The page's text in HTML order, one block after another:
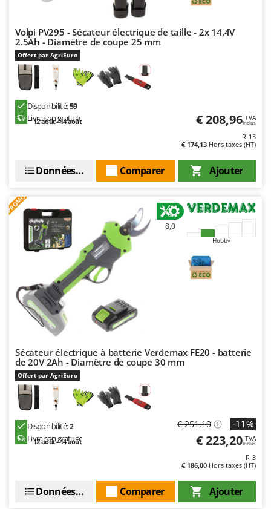
Sunseeker
Tecla
Tellarini Pompe
Tineco
Tornado
Tre Spade
Trev - Abrek - TecnoVIR
Troy-Bilt
U
Udor
Unger
V
Verdemax
Vesco
Volpi
W
Waldner
Wiper EcoRobot
Volpi PV295 - Sécateur électrique de taille - 2x 14.4V
2.5Ah - Diamètre de coupe 25 mm
Offert par AgriEuro
Disponibilité:59
Livraison gratuite
12 août - 14 août € 208,96 TVA
Inclus
R-13
€ 174,13 Hors taxes (HT)
Ajouter
Comparer
Données techniques
PROMO
8,0
Hobby
Sécateur électrique à batterie Verdemax FE20 - batterie
de 20V 2Ah - Diamètre de coupe 30 mm
Offert par AgriEuro
Disponibilité:2
Livraison gratuite
12 août - 14 août
€ 251,10 -11%
€ 223,20 TVA
Inclus
R-3
€ 186,00 Hors taxes (HT)
Ajouter
Comparer
Données techniques